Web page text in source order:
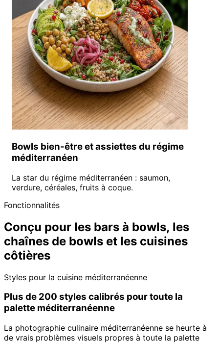
Bowls bien-être et assiettes du régime
méditerranéen
La star du régime méditerranéen : saumon,
verdure, céréales, fruits à coque.
Fonctionnalités
Conçu pour les bars à bowls, les
chaînes de bowls et les cuisines
côtières
Styles pour la cuisine méditerranéenne
Plus de 200 styles calibrés pour toute la
palette méditerranéenne
La photographie culinaire méditerranéenne se heurte à
de vrais problèmes visuels propres à toute la palette